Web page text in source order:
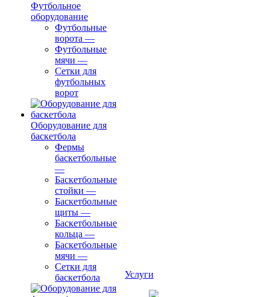
Футбольное
оборудование
Футбольные
ворота —
Футбольные
мячи —
Сетки для
футбольных
ворот
Оборудование для
баскетбола
Фермы
баскетбольные
—
Баскетбольные
стойки —
Баскетбольные
щиты —
Баскетбольные
кольца —
Баскетбольные
мячи —
Сетки для
баскетбола
Услуги